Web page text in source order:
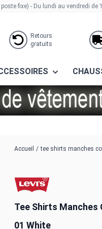
fixe) - Du lundi au vendredi de
Retours
gratuits
white
Accueil / tee shirts manches
Tee Shirts Manches
01 White